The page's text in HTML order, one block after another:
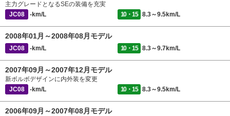
主力グレードとなるSEの装備を充実
JC08
-km/L 10・15 8.3～9.5km/L
2008年01月～2008年08月モデル
JC08 -km/L 10・15 8.3～9.7km/L
2007年09月～2007年12月モデル
新ボルボデザインに内外装を変更
JC08
-km/L 10・15 8.3～9.5km/L
2006年09月～2007年08月モデル